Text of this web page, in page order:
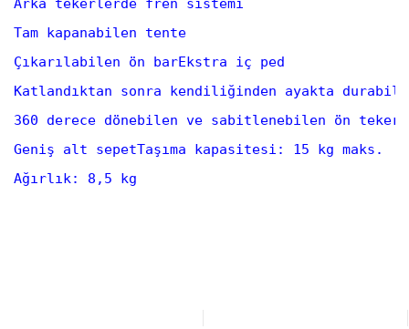
Arka tekerlerde fren sistemi
Tam kapanabilen tente
Çıkarılabilen ön barEkstra iç ped
Katlandıktan sonra kendiliğinden ayakta
360 derece dönebilen ve sabitlenebilen ön
Geniş alt sepetTaşıma kapasitesi: 15 kg maks.
Ağırlık: 8,5 kg